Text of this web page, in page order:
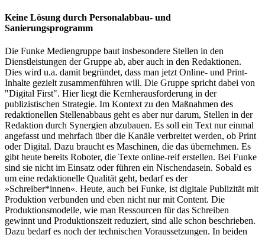
Keine Lösung durch Personalabbau- und
Sanierungsprogramm
Die Funke Mediengruppe baut insbesondere Stellen in den
Dienstleistungen der Gruppe ab, aber auch in den Redaktionen.
Dies wird u.a. damit begründet, dass man jetzt Online- und Print-
Inhalte gezielt zusammenführen will. Die Gruppe spricht dabei von
"Digital First". Hier liegt die Kernherausforderung in der
publizistischen Strategie. Im Kontext zu den Maßnahmen des
redaktionellen Stellenabbaus geht es aber nur darum, Stellen in der
Redaktion durch Synergien abzubauen. Es soll ein Text nur einmal
angefasst und mehrfach über die Kanäle verbreitet werden, ob Print
oder Digital. Dazu braucht es Maschinen, die das übernehmen. Es
gibt heute bereits Roboter, die Texte online-reif erstellen. Bei Funke
sind sie nicht im Einsatz oder führen ein Nischendasein. Sobald es
um eine redaktionelle Qualität geht, bedarf es der
»Schreiber*innen«. Heute, auch bei Funke, ist digitale Publizität mit
Produktion verbunden und eben nicht nur mit Content. Die
Produktionsmodelle, wie man Ressourcen für das Schreiben
gewinnt und Produktionszeit reduziert, sind alle schon beschrieben.
Dazu bedarf es noch der technischen Voraussetzungen. In beiden